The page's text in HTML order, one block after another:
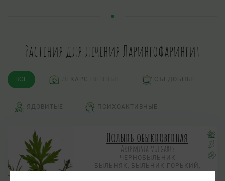
Растения для лечения Ларингофарингит
ВСЕ ЛЕКАРСТВЕННЫЕ СЪЕДОБНЫЕ
ЯДОВИТЫЕ ПСИХОАКТИВНЫЕ
Полынь обыкновенная
Artemisia vulgaris
ЧЕРНОБЫЛЬНИК
БЫЛЬНЯК, БЫЛЬНИК ГОРЬКИЙ,